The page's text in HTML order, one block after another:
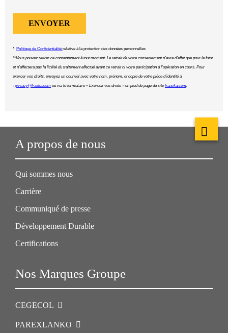
A propos de nous
Qui sommes nous
Carrière
Communiqué de presse
Développement Durable
Certifications
Nos Marques Groupe
CEGECOL
PAREXLANKO